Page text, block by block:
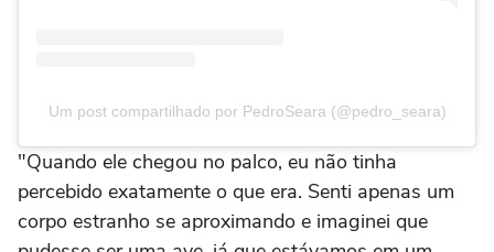
Um post compartilhado por PedroSeara (@pedro_seara)
"Quando ele chegou no palco, eu não tinha
percebido exatamente o que era. Senti apenas um
corpo estranho se aproximando e imaginei que